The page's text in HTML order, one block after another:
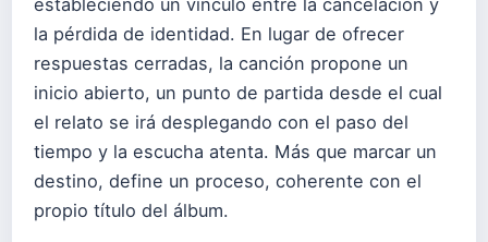
la pérdida de identidad. En lugar de ofrecer
respuestas cerradas, la canción propone un
inicio abierto, un punto de partida desde el cual
el relato se irá desplegando con el paso del
tiempo y la escucha atenta. Más que marcar un
destino, define un proceso, coherente con el
propio título del álbum.